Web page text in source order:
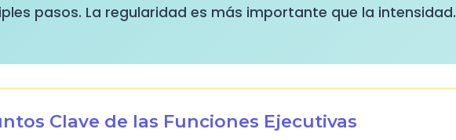
pasos. La regularidad es más importante que la intensidad.
Clave de las Funciones Ejecutivas